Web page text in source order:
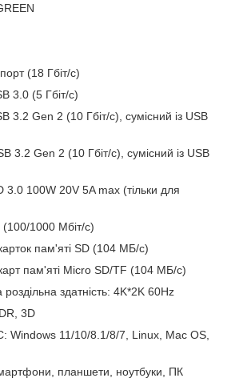
(18 Гбіт/с)
3.0 (5 Гбіт/с)
3.2 Gen 2 (10 Гбіт/с), сумісний із USB
3.2 Gen 2 (10 Гбіт/с), сумісний із USB
3.0 100W 20V 5A max (тільки для
1000 Мбіт/с)
пам'яті SD (104 МБ/с)
пам'яті Micro SD/TF (104 МБ/с)
здатність: 4K*2K 60Hz
3D
Windows 11/10/8.1/8/7, Linux, Mac OS,
планшети, ноутбуки, ПК